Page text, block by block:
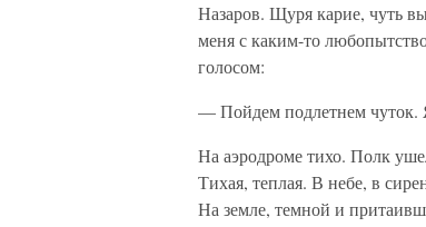
Назаров. Щуря карие, чуть
меня с каким-то
голосом:
— Пойдем подлетнем чуток.
На аэродроме тихо. Полк
Тихая, теплая. В небе, в
На земле, темной и